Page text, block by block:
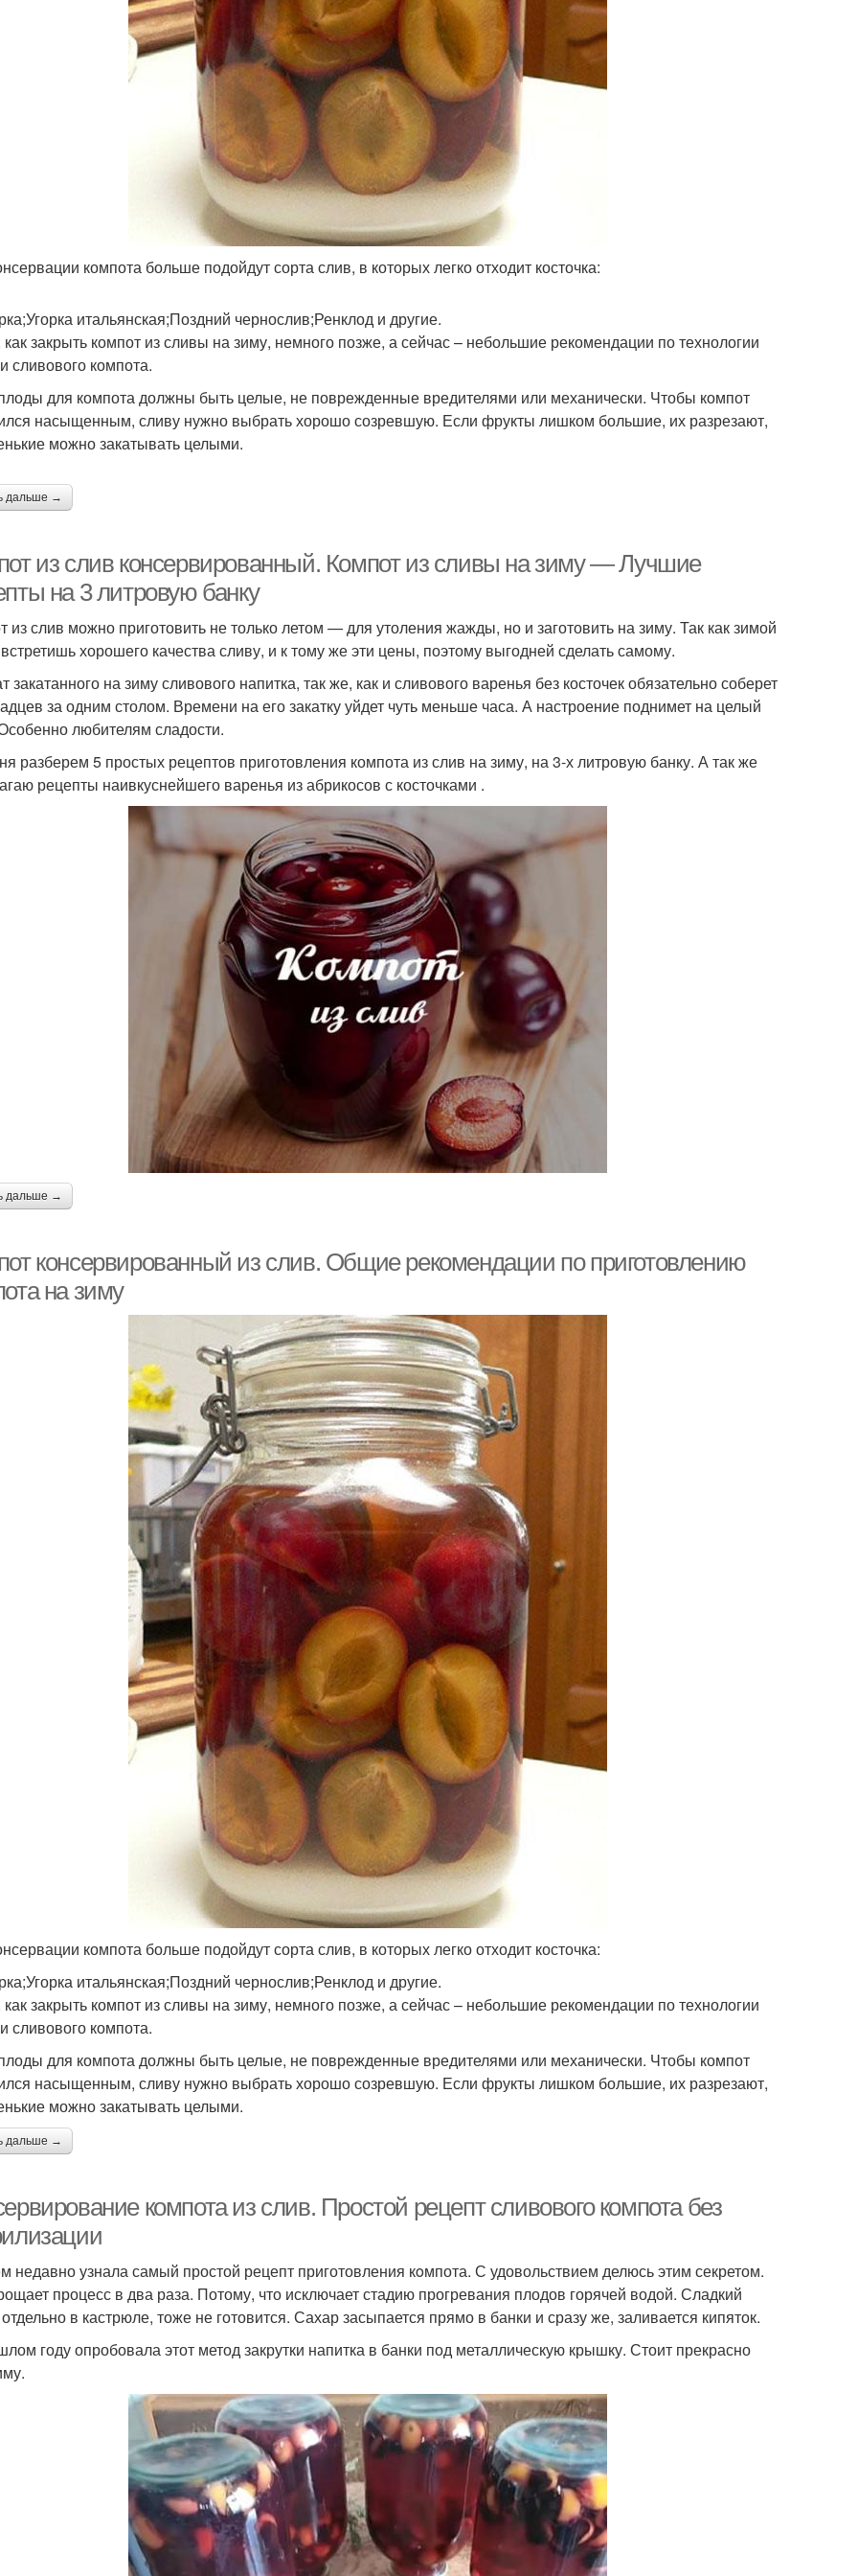
компота больше подойдут сорта слив, в которых легко отходит косточка:
итальянская;Поздний чернослив;Ренклод и другие.
закрыть компот из сливы на зиму, немного позже, а сейчас – небольшие рекомендации по технологии
сливового компота.
для компота должны быть целые, не поврежденные вредителями или механически. Чтобы компот
насыщенным, сливу нужно выбрать хорошо созревшую. Если фрукты лишком большие, их разрезают,
можно закатывать целыми.
дальше →
из слив консервированный. Компот из сливы на зиму — Лучшие
на 3 литровую банку
из слив можно приготовить не только летом — для утоления жажды, но и заготовить на зиму. Так как зимой
хорошего качества сливу, и к тому же эти цены, поэтому выгодней сделать самому.
закатанного на зиму сливового напитка, так же, как и сливового варенья без косточек обязательно соберет
за одним столом. Времени на его закатку уйдет чуть меньше часа. А настроение поднимет на целый
любителям сладости.
разберем 5 простых рецептов приготовления компота из слив на зиму, на 3-х литровую банку. А так же
рецепты наивкуснейшего варенья из абрикосов с косточками .
дальше →
консервированный из слив. Общие рекомендации по приготовлению
на зиму
компота больше подойдут сорта слив, в которых легко отходит косточка:
итальянская;Поздний чернослив;Ренклод и другие.
закрыть компот из сливы на зиму, немного позже, а сейчас – небольшие рекомендации по технологии
сливового компота.
для компота должны быть целые, не поврежденные вредителями или механически. Чтобы компот
насыщенным, сливу нужно выбрать хорошо созревшую. Если фрукты лишком большие, их разрезают,
можно закатывать целыми.
дальше →
компота из слив. Простой рецепт сливового компота без
недавно узнала самый простой рецепт приготовления кoмпота. С удовольствием делюсь этим секретом.
процесс в два раза. Потому, что исключает стадию прогревания плодов горячей водой. Сладкий
в кастрюле, тоже не готовится. Сахар засыпается прямо в банки и сразу же, заливается кипяток.
году опробовала этот метод закрутки напитка в банки под металлическую крышку. Стоит прекрасно